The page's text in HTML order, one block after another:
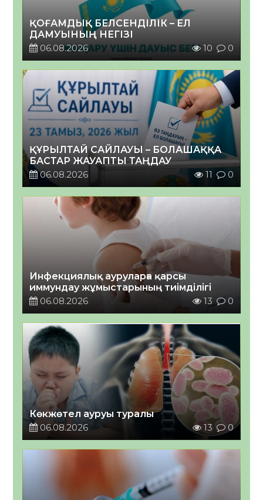
ҚОҒАМДЫҚ БЕЛСЕНДІЛІК – ЕЛ
ДАМУЫНЫҢ НЕГІЗІ
06.08.2026
10 0
ҚҰРЫЛТАЙ САЙЛАУЫ – БОЛАШАҚҚА
БАСТАР ЖАУАПТЫ ТАҢДАУ
06.08.2026
11 0
Инфекциялық ауруларға қарсы
иммундау жұмыстарының тиімділігі
06.08.2026
13 0
Көкжөтел ауруы туралы
06.08.2026
13 0